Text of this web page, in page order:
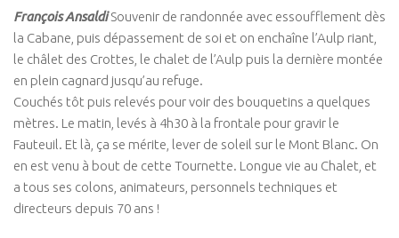
François AnsaldiSouvenir de randonnée avec essoufflement dès
la Cabane, puis dépassement de soi et on enchaîne l’Aulp riant,
le châlet des Crottes, le chalet de l’Aulp puis la dernière montée
en plein cagnard jusqu’au refuge.
Couchés tôt puis relevés pour voir des bouquetins a quelques
mètres. Le matin, levés à 4h30 à la frontale pour gravir le
Fauteuil. Et là, ça se mérite, lever de soleil sur le Mont Blanc. On
en est venu à bout de cette Tournette. Longue vie au Chalet, et
a tous ses colons, animateurs, personnels techniques et
directeurs depuis 70 ans !